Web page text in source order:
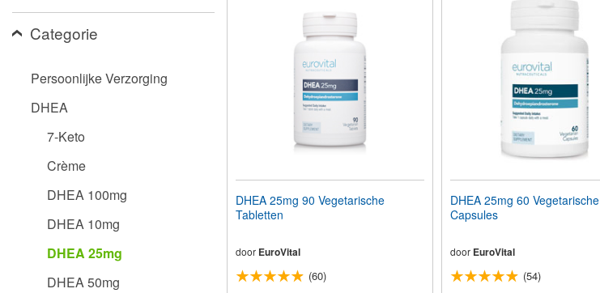
aan
slechtzienden
gebruiken;
toegankelijkheidsmenu
Categorie
Persoonlijke Verzorging
DHEA
7-Keto
Crème
DHEA 100mg
DHEA 10mg
DHEA 25mg
DHEA 50mg
DHEA 25mg 90 Vegetarische
Tabletten
door EuroVital
(60)
DHEA 25mg 60 Vegetarische
Capsules
door EuroVital
(54)